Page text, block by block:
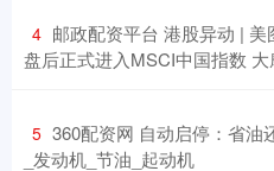
4 邮政配资平台 港股异动 |
盘后正式进入MSCI中国指数
5 ​360配资网 自动启停：省油
_发动机_节油_起动机